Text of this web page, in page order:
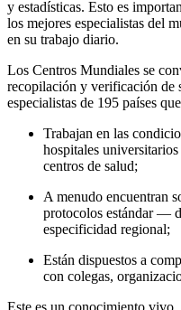
y estadísticas. Esto es
los mejores especialistas del
en su trabajo diario.
Los Centros Mundiales se
recopilación y verificación de
especialistas de 195 países
Trabajan en las
hospitales
centros de salud;
A menudo encuentran
protocolos estándar —
especificidad regional;
Están dispuestos a
con colegas,